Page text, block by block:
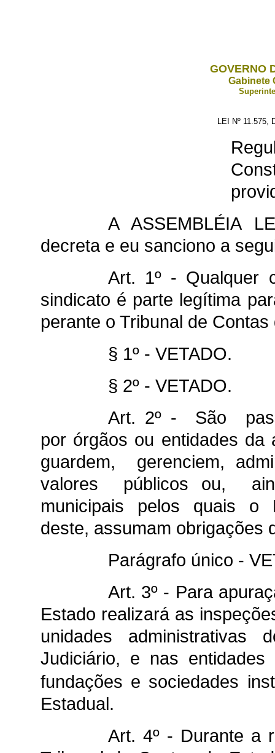
GOVERNO
Gabinete
LEI Nº 11.575,
A ASSEMBLÉIA
decreta e eu sanciono a
Art. 1º - Qualquer
sindicato é parte legítima
perante o Tribunal de
§ 1º - VETADO.
§ 2º - VETADO.
Art. 2º - São
por órgãos ou entidades
guardem, gerenciem,
valores públicos ou,
municipais pelos quais o
deste, assumam obrigações
Parágrafo único -
Art. 3º - Para
Estado realizará as
unidades administrativas
Judiciário, e nas
fundações e sociedades
Estadual.
Art. 4º - Durante a